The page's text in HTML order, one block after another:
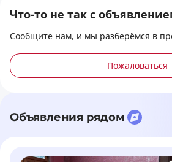
Что-то не так с
Сообщите нам, и мы разберёмся в
Пожаловаться
Объявления рядом